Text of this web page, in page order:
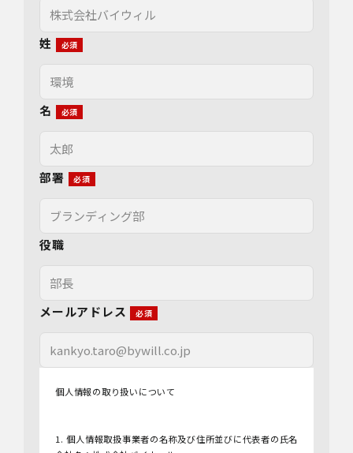
姓
名
部署
役職
メールアドレス
個人情報の取り扱いについて
1. 個人情報取扱事業者の名称及び住所並びに代表者の氏名